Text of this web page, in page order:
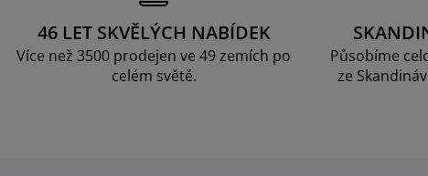
46 LET SKVĚLÝCH NABÍDEK
Více než 3500 prodejen ve 49 zemích po
celém světě.
Působíme
ze